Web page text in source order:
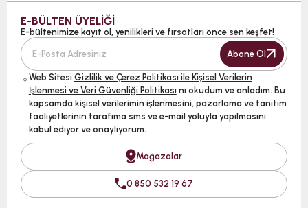
E-BÜLTEN ÜYELİĞİ
E-bültenimize kayıt ol, yenilikleri ve fırsatları önce sen keşfet!
Abone Ol
Web Sitesi Gizlilik ve Çerez Politikası ile Kişisel Verilerin
İşlenmesi ve Veri Güvenliği Politikası nı okudum ve anladım. Bu
kapsamda kişisel verilerimin işlenmesini, pazarlama ve tanıtım
faaliyetlerinin tarafıma sms ve e-mail yoluyla yapılmasını
kabul ediyor ve onaylıyorum.
Mağazalar
0 850 532 19 67